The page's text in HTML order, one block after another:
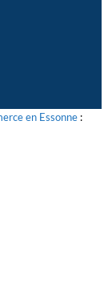
en Essonne :